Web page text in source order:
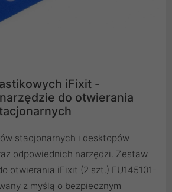
iFixit -
do otwierania
stacjonarnych i desktopów
odpowiednich narzędzi. Zestaw
otwierania iFixit (2 szt.) EU145101-
z myślą o bezpiecznym